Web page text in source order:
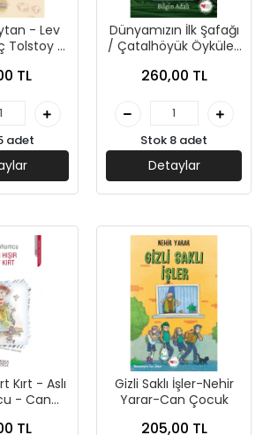
- Lev
Tolstoy -
TL
adet
Dünyamızın İlk Şafağı
/ Çatalhöyük Öyküleri
Çocuk Yayınları
260,00 TL
Stok 8 adet
Detaylar
Kırt - Aslı
- Can
TL
Gizli Saklı İşler-Nehir
Yarar-Can Çocuk
205,00 TL